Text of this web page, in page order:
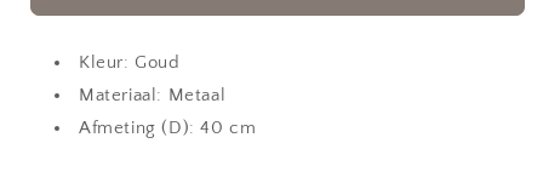
Kleur: Goud
Materiaal: Metaal
Afmeting (D): 40 cm